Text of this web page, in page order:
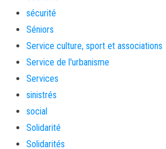
sécurité
Séniors
Service culture, sport et associations
Service de l'urbanisme
Services
sinistrés
social
Solidarité
Solidarités